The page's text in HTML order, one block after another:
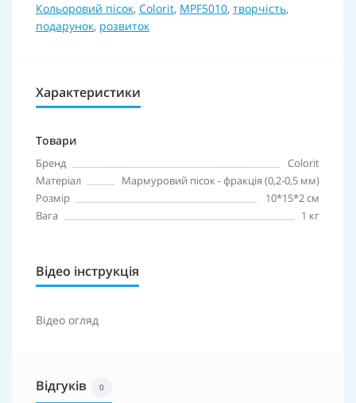
Кольоровий пісок, Colorit, MPF5010, творчість,
подарунок, розвиток
Характеристики
Товари
Бренд
Colorit
Матеріал
Мармуровий пісок - фракція (0,2-0,5 мм)
Розмір
10*15*2 см
Вага
1 кг
Відео інструкція
Відео огляд
Відгуків 0